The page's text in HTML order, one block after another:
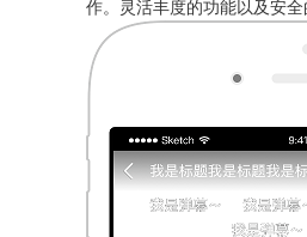
作。灵活丰度的功能以及安